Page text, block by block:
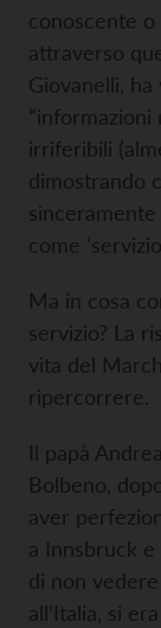
conoscente o
attraverso
Giovanelli,
“informazioni
irriferibili
dimostrando
come
Ma in cosa
servizio? La
vita del
ripercorrere.
Il papà
Bolbeno,
aver
a Innsbruck e
di non
all’Italia, si